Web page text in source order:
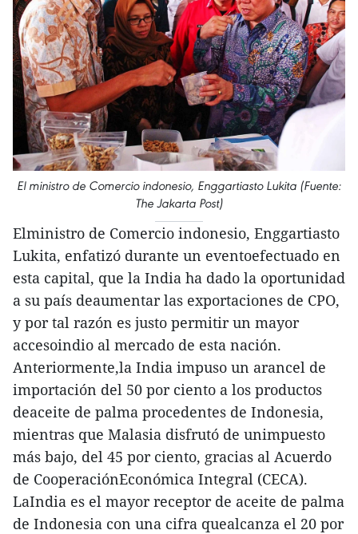
El ministro de Comercio indonesio, Enggartiasto Lukita (Fuente:
The Jakarta Post)
Elministro de Comercio indonesio, Enggartiasto
Lukita, enfatizó durante un eventoefectuado en
esta capital, que la India ha dado la oportunidad
a su país deaumentar las exportaciones de CPO,
y por tal razón es justo permitir un mayor
accesoindio al mercado de esta nación.
Anteriormente,la India impuso un arancel de
importación del 50 por ciento a los productos
deaceite de palma procedentes de Indonesia,
mientras que Malasia disfrutó de unimpuesto
más bajo, del 45 por ciento, gracias al Acuerdo
de CooperaciónEconómica Integral (CECA).
LaIndia es el mayor receptor de aceite de palma
de Indonesia con una cifra quealcanza el 20 por